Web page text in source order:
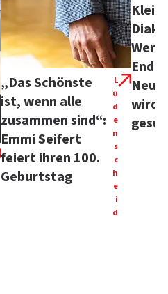
„Das Schönste
ist, wenn alle
zusammen sind“:
Emmi Seifert
feiert ihren 100.
Geburtstag
L
ü
d
e
n
s
c
h
e
i
d
Ende
wird